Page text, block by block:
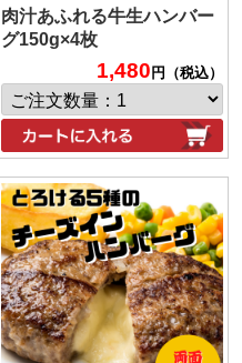
肉汁あふれる牛生ハンバー
グ150g×4枚
1,480 円（税込）